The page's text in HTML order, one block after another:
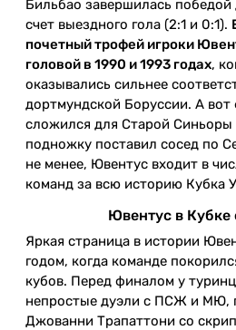
Бильбао завершилась
счет выездного гола (2:1 и 0:1).
почетный трофей игроки
головой в 1990 и 1993 годах,
оказывались сильнее
дортмундской Боруссии. А вот
сложился для Старой Синьоры
подножку поставил сосед по
не менее, Ювентус входит в
команд за всю историю Кубка
Ювентус в Кубке
Яркая страница в истории
годом, когда команде
кубов. Перед финалом у
непростые дуэли с ПСЖ и МЮ,
Джованни Трапаттони со